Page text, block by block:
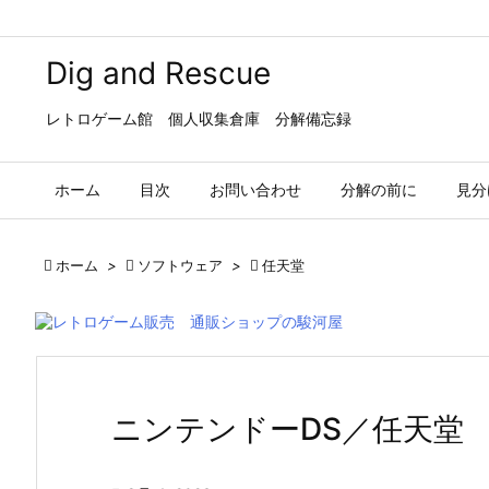
Dig and Rescue
レトロゲーム館 個人収集倉庫 分解備忘録
ホーム 目次 お問い合わせ 分解の前に 見
 ホーム >  ソフトウェア >  任天堂
ニンテンドーDS／任天堂